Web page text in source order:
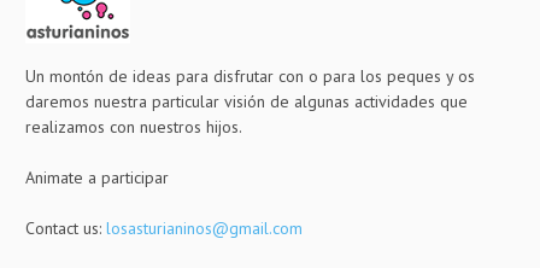
Un montón de ideas para disfrutar con o para los peques y os
daremos nuestra particular visión de algunas actividades que
realizamos con nuestros hijos.
Animate a participar
Contact us: losasturianinos@gmail.com